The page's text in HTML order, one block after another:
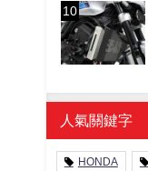
人氣關鍵字
HONDA